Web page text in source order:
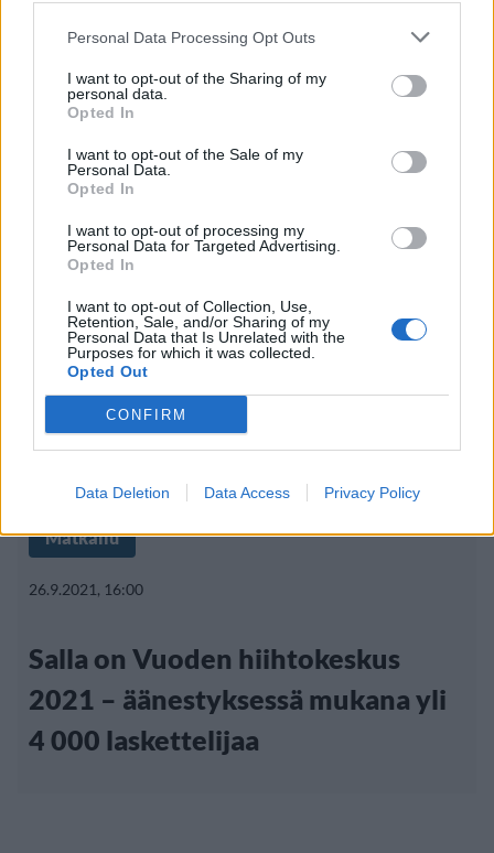
Personal Data Processing Opt Outs
I want to opt-out of the Sharing of my
personal data.
Opted In
I want to opt-out of the Sale of my
Personal Data.
Opted In
I want to opt-out of processing my
Personal Data for Targeted Advertising.
Opted In
I want to opt-out of Collection, Use,
Retention, Sale, and/or Sharing of my
Personal Data that Is Unrelated with the
Purposes for which it was collected.
Opted Out
CONFIRM
Data Deletion Data Access Privacy Policy
Finnairin lennoista osan lentää jatkossa
toinen lentoyhtiö – matkustajille tärkeä
rajoitus
Lapin pelastushelikopteri Aslakin toiminta
päättyy – rahat loppuivat
Kela muuttaa terapiakäytäntöä
Matkailu
26.9.2021, 16:00
Salla on Vuoden hiihtokeskus
2021 – äänestyksessä mukana yli
4 000 laskettelijaa